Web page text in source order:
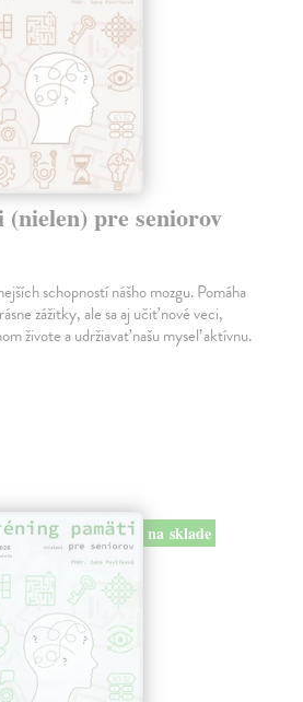
pre seniorov
schopností nášho mozgu. Pomáha
zážitky, ale sa aj učiť nové veci,
živote a udržiavať našu myseľ aktívnu.
na sklade